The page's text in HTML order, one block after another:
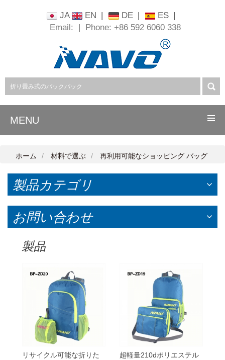
JA EN | DE | ES |
Email:
| Phone: +86 592 6060 338
MENU
ホーム 材料で選ぶ 再利用可能なショッピング バッグ
製品カテゴリ
お問い合わせ
製品
リサイクル可能な折りた
超軽量210dポリエステル